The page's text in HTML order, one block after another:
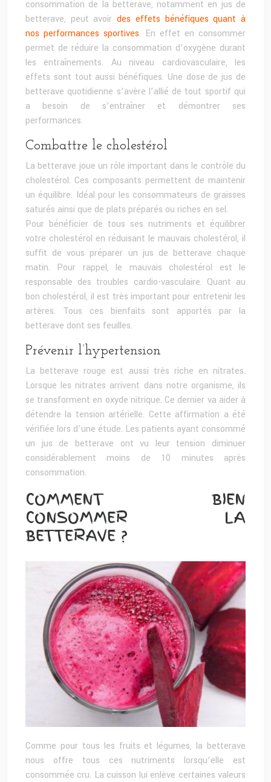
consommation de la betterave, notamment en jus de
betterave, peut avoirdes effets bénéfiques quant à
nos performances sportives. En effet en consommer
permet de réduire la consommation d’oxygène durant
les entraînements. Au niveau cardiovasculaire, les
effets sont tout aussi bénéfiques. Une dose de jus de
betterave quotidienne s’avère l’allié de tout sportif qui
a besoin de s’entraîner et démontrer ses
performances.
Combattre le cholestérol
La betterave joue un rôle important dans le contrôle du
cholestérol. Ces composants permettent de maintenir
un équilibre. Idéal pour les consommateurs de graisses
saturés ainsi que de plats préparés ou riches en sel.
Pour bénéficier de tous ses nutriments et équilibrer
votre cholestérol en réduisant le mauvais cholestérol, il
suffit de vous préparer un jus de betterave chaque
matin. Pour rappel, le mauvais cholestérol est le
responsable des troubles cardio-vasculaire. Quant au
bon cholestérol, il est très important pour entretenir les
artères. Tous ces bienfaits sont apportés par la
betterave dont ses feuilles.
Prévenir l’hypertension
La betterave rouge est aussi très riche en nitrates.
Lorsque les nitrates arrivent dans notre organisme, ils
se transforment en oxyde nitrique. Ce dernier va aider à
détendre la tension artérielle. Cette affirmation a été
vérifiée lors d’une étude. Les patients ayant consommé
un jus de betterave ont vu leur tension diminuer
considérablement moins de 10 minutes après
consommation.
COMMENT BIEN
CONSOMMER LA
BETTERAVE ?
Comme pour tous les fruits et légumes, la betterave
nous offre tous ces nutriments lorsqu’elle est
consommée cru. La cuisson lui enlève certaines valeurs